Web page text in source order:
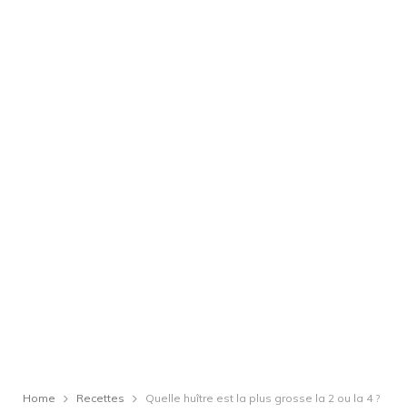
Home Recettes Quelle huître est la plus grosse la 2 ou la 4 ?